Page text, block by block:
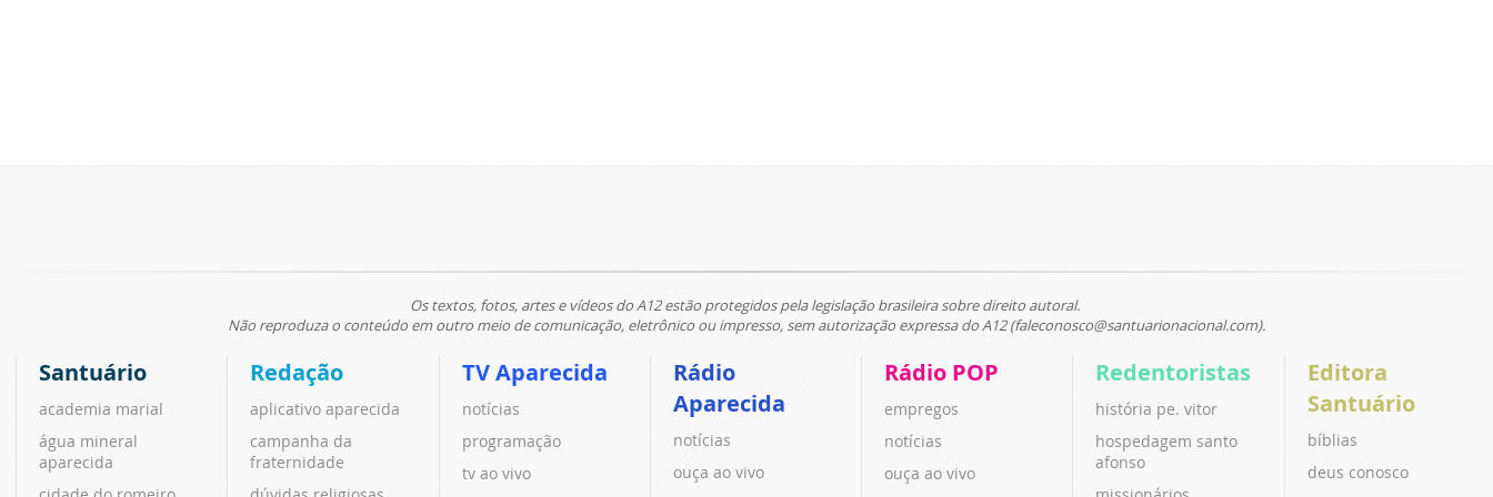
Os textos, fotos, artes e vídeos do A12 estão protegidos pela legislação brasileira sobre direito autoral.
Não reproduza o conteúdo em outro meio de comunicação, eletrônico ou impresso, sem autorização expressa do A12 (faleconosco@santuarionacional.com).
Santuário
academia marial
água mineral
aparecida
Redação
aplicativo aparecida
campanha da
fraternidade
TV Aparecida
notícias
programação
tv ao vivo
Rádio
Aparecida
notícias
ouça ao vivo
Rádio POP
empregos
notícias
ouça ao vivo
Redentoristas
história pe. vitor
hospedagem santo
afonso
Editora
Santuário
bíblias
deus conosco